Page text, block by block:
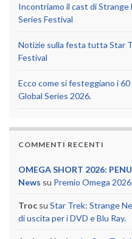
Incontriamo il cast di Strange
Series Festival
Notizie sulla festa tutta Star
Festival
Ecco come si festeggiano i 60
Global Series 2026.
COMMENTI RECENTI
OMEGA SHORT 2026:
News su Premio Omega
Troc su Star Trek: Strange
di uscita per i DVD e Blu Ray.